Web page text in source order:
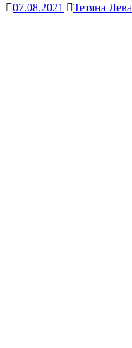
07.08.2021 Тетяна Лева